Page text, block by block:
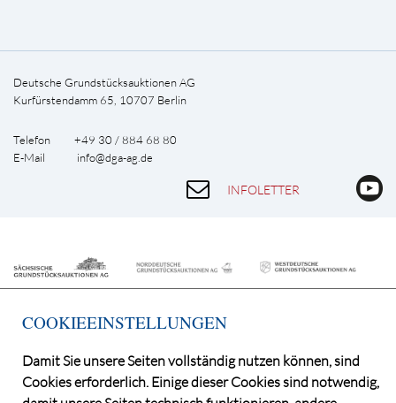
Deutsche Grundstücksauktionen AG
Kurfürstendamm 65, 10707 Berlin
Telefon +49 30 / 884 68 80
E-Mail info@dga-ag.de
INFOLETTER
©2026 Deutsche Grundstücksauktionen AG
COOKIEEINSTELLUNGEN
Damit Sie unsere Seiten vollständig nutzen können, sind
Cookies erforderlich. Einige dieser Cookies sind notwendig,